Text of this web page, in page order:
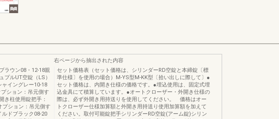
ラウン08・12-18親
プルUT空錠（LS）
イングレー10-18
ション：吊元側す
き柱使用錠把手：
プション：吊元側す
ルドブラック08-20
右ページから抽出された内容
セット価格表（セット価格は、シリンダーRD空錠と本締錠〔標
準仕様〕を使用の場合）M-YS型M-KK型〔拾い出しに際して〕●
セット価格は、内開き仕様の価格です。●埋込使用は、固定式埋
込金具にて積算しています。●オートクローザー・外開き仕様の
際は、必ず外開き用持送りを使用してください。 価格はオー
トクローザー仕様加算額と外開き用持送り使用加算額を加えて
ください。取付可能錠把手シリンダーRD空錠(アーム錠)シリン